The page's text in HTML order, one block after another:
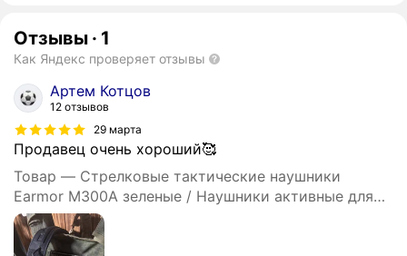
Отзывы · 1
Как Яндекс проверяет отзывы
Артем Котцов
12 отзывов
29 марта
Продавец очень хороший🥰
Товар — Стрелковые тактические наушники
Earmor M300A зеленые / Наушники активные для
стрельбы с шумоподавлением